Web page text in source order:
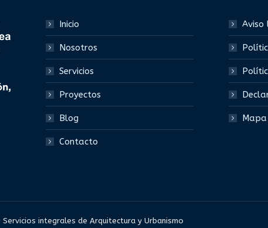
Inicio
Nosotros
Servicios
Proyectos
Blog
Contacto
Aviso
Servicios integrales de Arquitectura y Urbanismo